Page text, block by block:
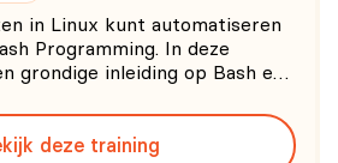
in Linux kunt automatiseren
Programming. In deze
grondige inleiding op Bash en
volledig te profiteren van de
deze training